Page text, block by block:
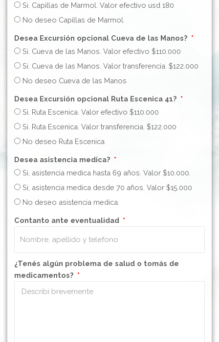
Si. Capillas de Marmol. Valor efectivo usd 180
No deseo Capillas de Marmol.
Desea Excursión opcional Cueva de las Manos?
Si. Cueva de las Manos. Valor efectivo $110.000
Si. Cueva de las Manos. Valor transferencia. $122.000
No deseo Cueva de las Manos
Desea Excursión opcional Ruta Escenica 41?
Si. Ruta Escenica. Valor efectivo $110.000
Si. Ruta Escenica. Valor transferencia. $122.000
No deseo Ruta Escenica
Desea asistencia medica?
Si, asistencia medica hasta 69 años. Valor $10.000.
Si, asistencia medica desde 70 años. Valor $15.000
No deseo asistencia medica.
Contanto ante eventualidad
¿Tenés algún problema de salud o tomás de
medicamentos?